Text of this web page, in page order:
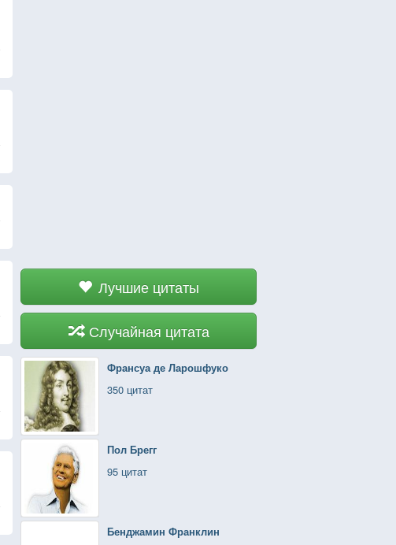
Лучшие цитаты
Случайная цитата
Франсуа де Ларошфуко
350 цитат
Пол Брегг
95 цитат
Бенджамин Франклин